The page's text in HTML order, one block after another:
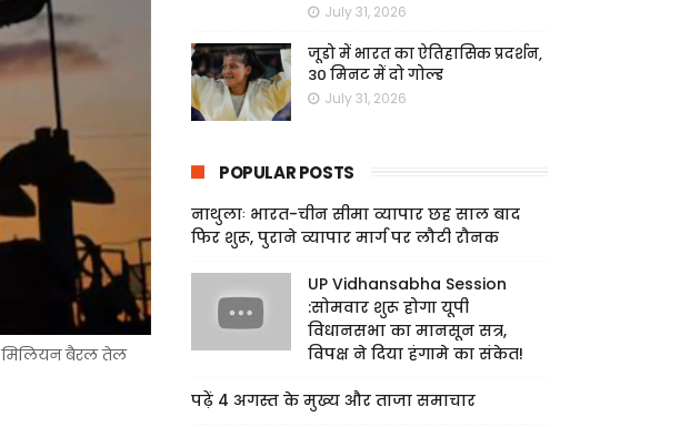
मिलियन बैरल तेल
July 31, 2026
जूडो में भारत का ऐतिहासिक प्रदर्शन,
30 मिनट में दो गोल्ड
July 31, 2026
POPULAR POSTS
नाथुलाः भारत-चीन सीमा व्यापार छह साल बाद
फिर शुरू, पुराने व्यापार मार्ग पर लौटी रौनक
UP Vidhansabha Session
:सोमवार शुरू होगा यूपी
विधानसभा का मानसून सत्र,
विपक्ष ने दिया हंगामे का संकेत!
पढ़ें 4 अगस्त के मुख्य और ताजा समाचार